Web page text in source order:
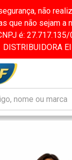
não
que não sejam a
é: 27.717.135/
DISTRIBUIDORA